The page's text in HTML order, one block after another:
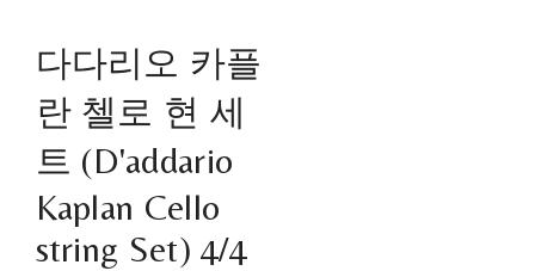
다다리오 카플
란 첼로 현 세
트 (D'addario
Kaplan Cello
string Set) 4/4